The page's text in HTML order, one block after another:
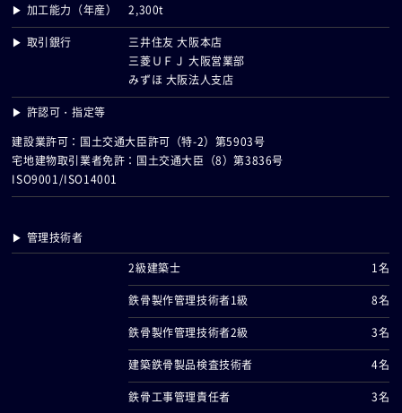
▶ 加工能力（年産）
2,300t
▶ 取引銀行
三井住友 大阪本店
三菱ＵＦＪ 大阪営業部
みずほ 大阪法人支店
▶ 許認可・指定等
建設業許可：国土交通大臣許可（特-2）第5903号
宅地建物取引業者免許：国土交通大臣（8）第3836号
ISO9001/ISO14001
▶ 管理技術者
2級建築士
1名
鉄骨製作管理技術者1級
8名
鉄骨製作管理技術者2級
3名
建築鉄骨製品検査技術者
4名
鉄骨工事管理責任者
3名